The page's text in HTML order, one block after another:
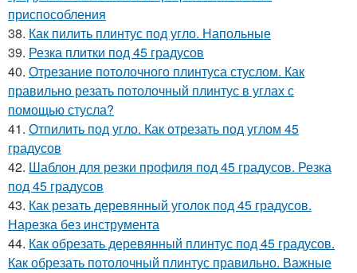
приспособления
38. Как пилить плинтус под угло. Напольные
39. Резка плитки под 45 градусов
40. Отрезание потолочного плинтуса стуслом. Как
правильно резать потолочный плинтус в углах с
помощью стусла?
41. Отпилить под угло. Как отрезать под углом 45
градусов
42. Шаблон для резки профиля под 45 градусов. Резка
под 45 градусов
43. Как резать деревянный уголок под 45 градусов.
Нарезка без инструмента
44. Как обрезать деревянный плинтус под 45 градусов.
Как обрезать потолочный плинтус правильно. Важные